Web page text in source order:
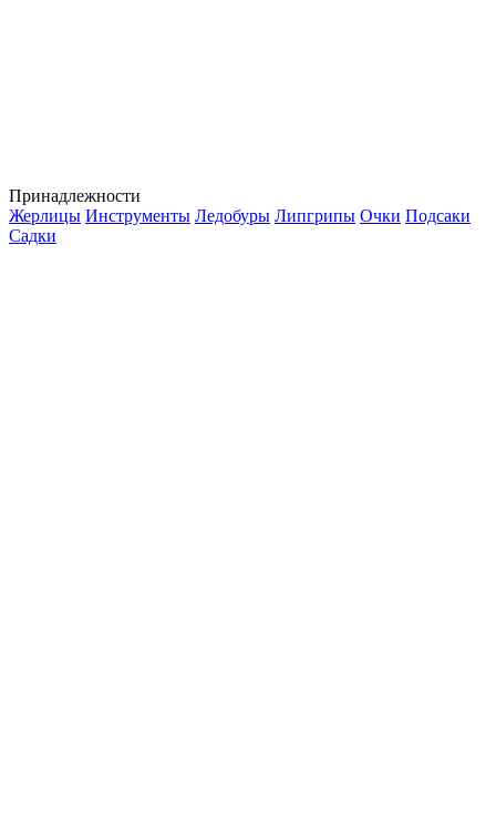
Принадлежности
Жерлицы Инструменты Ледобуры Липгрипы Очки Подсаки
Садки